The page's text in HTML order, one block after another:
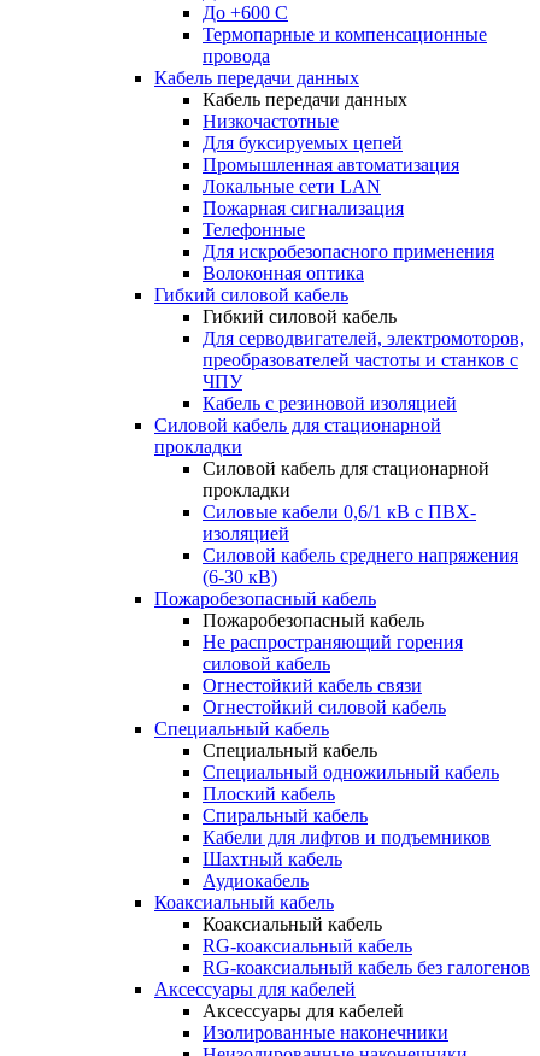
До +600 С
Термопарные и компенсационные
провода
Кабель передачи данных
Кабель передачи данных
Низкочастотные
Для буксируемых цепей
Промышленная автоматизация
Локальные сети LAN
Пожарная сигнализация
Телефонные
Для искробезопасного применения
Волоконная оптика
Гибкий силовой кабель
Гибкий силовой кабель
Для серводвигателей, электромоторов,
преобразователей частоты и станков с
ЧПУ
Кабель с резиновой изоляцией
Силовой кабель для стационарной
прокладки
Силовой кабель для стационарной
прокладки
Силовые кабели 0,6/1 кВ с ПВХ-
изоляцией
Силовой кабель среднего напряжения
(6-30 кВ)
Пожаробезопасный кабель
Пожаробезопасный кабель
Не распространяющий горения
силовой кабель
Огнестойкий кабель связи
Огнестойкий силовой кабель
Специальный кабель
Специальный кабель
Специальный одножильный кабель
Плоский кабель
Спиральный кабель
Кабели для лифтов и подъемников
Шахтный кабель
Аудиокабель
Коаксиальный кабель
Коаксиальный кабель
RG-коаксиальный кабель
RG-коаксиальный кабель без галогенов
Аксессуары для кабелей
Аксессуары для кабелей
Изолированные наконечники